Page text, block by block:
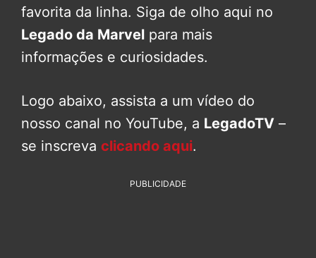
favorita da linha. Siga de olho aqui no
Legado da Marvel para mais
informações e curiosidades.
Logo abaixo, assista a um vídeo do
nosso canal no YouTube, a LegadoTV –
se inscreva clicando aqui.
PUBLICIDADE